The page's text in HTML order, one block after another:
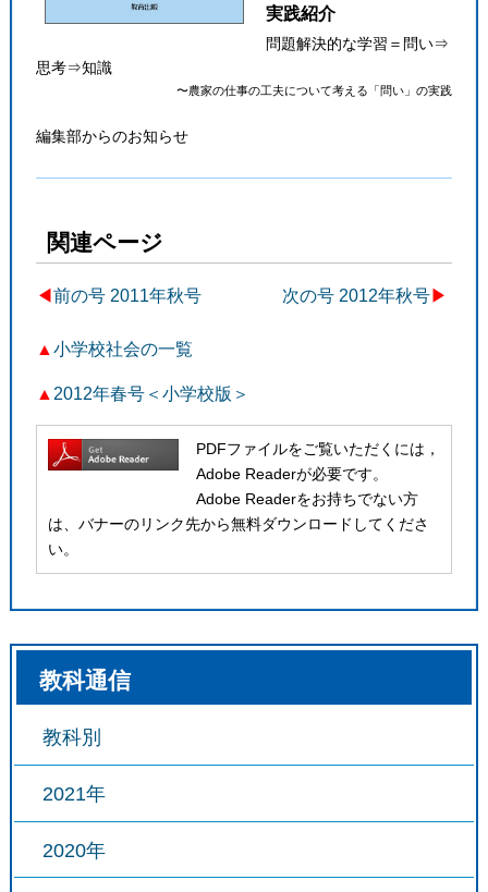
実践紹介
問題解決的な学習＝問い⇒
思考⇒知識
〜農家の仕事の工夫について考える「問い」の実践
編集部からのお知らせ
関連ページ
◀︎前の号 2011年秋号 次の号 2012年秋号▶
▲ 小学校社会の一覧
▲ 2012年春号＜小学校版＞
PDFファイルをご覧いただくには，
Adobe Readerが必要です。
Adobe Readerをお持ちでない方
は、バナーのリンク先から無料ダウンロードしてくださ
い。
教科通信
教科別
2021年
2020年